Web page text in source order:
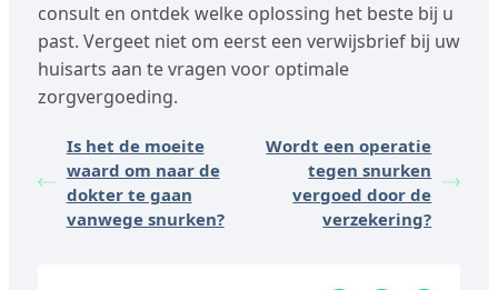
consult en ontdek welke oplossing het beste bij u
past. Vergeet niet om eerst een verwijsbrief bij uw
huisarts aan te vragen voor optimale
zorgvergoeding.
Is het de moeite
waard om naar de
dokter te gaan
vanwege snurken?
Wordt een operatie
tegen snurken
vergoed door de
verzekering?